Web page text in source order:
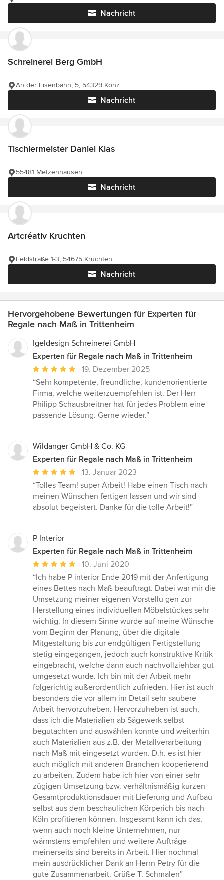
Nachricht
Schreinerei Berg GmbH
Nachricht
An der Eisenbahn, 5, 54329 Konz
Tischlermeister Daniel Klas
Nachricht
55481 Metzenhausen
Artcréativ Kruchten
Nachricht
Feldstraße 1-3, 54675 Kruchten
Hervorgehobene Bewertungen für Experten für
Regale nach Maß in Trittenheim
Igeldesign Schreinerei GmbH
Experten für Regale nach Maß in Trittenheim
Durchschnittliche
Bewertung:
5
von
5
19. Dezember 2025
“Sehr kompetente, freundliche, kundenorientierte
Firma, welche weiterzuempfehlen ist. Der Herr
Philipp Schausbreitner hat für jedes Problem eine
passende Lösung. Gerne wieder.”
Wildanger GmbH & Co. KG
Experten für Regale nach Maß in Trittenheim
Durchschnittliche
Bewertung:
5
von
13. Januar 2023
“Tolles Team! super Arbeit! Habe einen Tisch nach
meinen Wünschen fertigen lassen und wir sind
absolut begeistert. Danke für die tolle Arbeit!”
P Interior
Experten für Regale nach Maß in Trittenheim
Durchschnittliche
Bewertung:
5
von
5
Sternen
10. Juni 2020
“Ich habe P interior Ende 2019 mit der Anfertigung
eines Bettes nach Maß beauftragt. Dabei war mir die
Umsetzung meiner eigenen Vorstellu gen zur
Herstellung eines individuellen Möbelstückes sehr
wichtig. In diesem Sinne wurde auf meine Wünsche
vom Beginn der Planung, über die digitale
Mitgestaltung bis zur endgültigen Fertigstellung
stetig eingegangen, jedoch auch konstruktive Kritik
eingebracht, welche dann auch nachvollziehbar gut
umgesetzt wurde. Ich bin mit der Arbeit mehr
folgerichtig außerordentlich zufrieden. Hier ist auch
besonders die vor allem im Detail sehr saubere
Arbeit hervorzuheben. Hervorzuheben ist auch,
dass ich die Materialien ab Sägewerk selbst
begutachten und auswählen konnte und weiterhin
auch Materialien aus z.B. der Metallverarbeitung
nach Maß mit eingesetzt wurden. D.h. es ist hier
auch möglich mit anderen Branchen kooperierend
zu arbeiten. Zudem habe ich hier von einer sehr
zügigen Umsetzung bzw. verhältnismäßig kurzen
Gesamtproduktionsdauer mit Lieferung und Aufbau
selbst aus dem beschaulichen Körperich bis nach
Köln profitieren können. Insgesamt kann ich das,
wenn auch noch kleine Unternehmen, nur
wärmstens empfehlen und weitere Aufträge
meinerseits sind bereits in Arbeit. Hier nochmal
mein ausdrücklicher Dank an Herrn Petry für die
gute Zusammenarbeit. Grüße T. Schmalen”